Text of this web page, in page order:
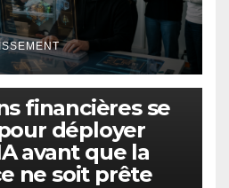
financières se
déployer
avant que la
ne soit prête